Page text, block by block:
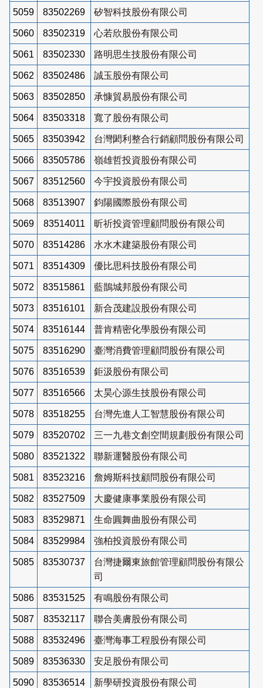
5059 83502269 矽智科技股份有限公司
5060 83502319 心若欣股份有限公司
5061 83502330 路明思生技股份有限公司
5062 83502486 誠玉股份有限公司
5063 83502850 承慷貿易股份有限公司
5064 83503318 寬了股份有限公司
5065 83503942 台灣閎利整合行銷顧問股份有限公司
5066 83505786 嶺雄哲投資股份有限公司
5067 83512560 今宇投資股份有限公司
5068 83513907 鈞陽國際股份有限公司
5069 83514011 昕祈投資管理顧問股份有限公司
5070 83514286 水水木建築股份有限公司
5071 83514309 優比思科技股份有限公司
5072 83515861 藍鵲城邦股份有限公司
5073 83516101 新合茂建設股份有限公司
5074 83516144 普肯精密化學股份有限公司
5075 83516290 臺灣消費管理顧問股份有限公司
5076 83516539 鉅汲股份有限公司
5077 83516566 太昊心源生技股份有限公司
5078 83518255 台灣先進人工智慧股份有限公司
5079 83520702 三一九巷文創空間規劃股份有限公司
5080 83521322 聯新運醫股份有限公司
5081 83523216 詹姆斯科技顧問股份有限公司
5082 83527509 大慶健康事業股份有限公司
5083 83529871 生命圓舞曲股份有限公司
5084 83529984 強柏投資股份有限公司
5085 83530737
台灣捷爾東旅館管理顧問股份有限公
司
5086 83531525 有鳴股份有限公司
5087 83532117 聯合美膚股份有限公司
5088 83532496 臺灣海事工程股份有限公司
5089 83536330 安足股份有限公司
5090 83536514 新學研投資股份有限公司